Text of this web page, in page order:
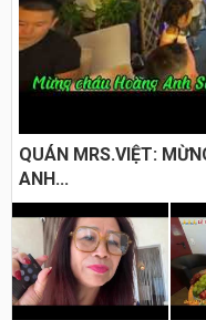
QUÁN MRS.VIỆT:
ANH...